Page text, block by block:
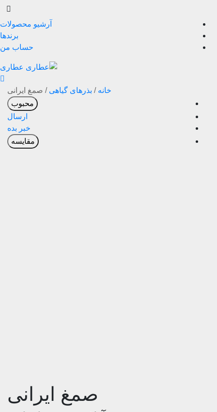
آرشیو محصولات
حساب من
بذرهای گیاهی/صمغ ایرانی
صمغ ایرانی